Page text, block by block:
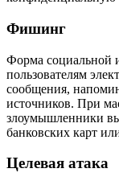
Фишинг
Форма социальной
пользователям
сообщения,
источников. При
злоумышленники
банковских карт
Целевая атака